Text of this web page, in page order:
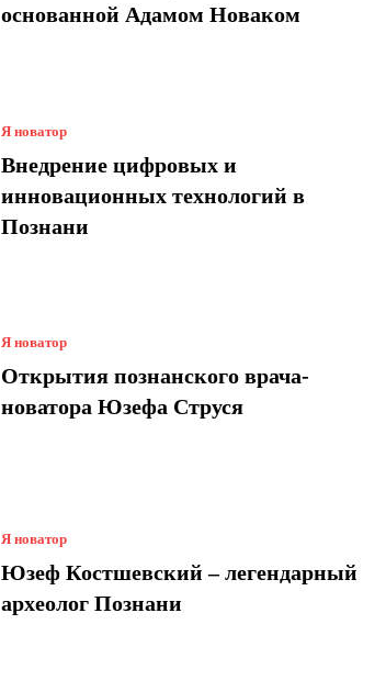
основанной Адамом Новаком
Я новатор
Внедрение цифровых и
инновационных технологий в
Познани
Я новатор
Открытия познанского врача-
новатора Юзефа Струся
Я новатор
Юзеф Костшевский – легендарный
археолог Познани